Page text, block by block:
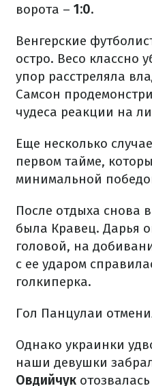
ворота – 1:0.
Венгерские
остро. Весо классно
упор расстреляла
Самсон
чудеса реакции на
Еще несколько
первом тайме,
минимальной
После отдыха снова
была Кравец. Дарья
головой, на
с ее ударом
голкиперка.
Гол Панцулаи
Однако украинки
наши девушки
Овдийчук